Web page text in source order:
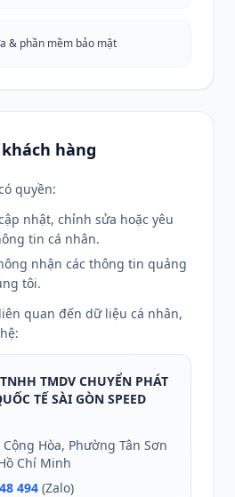
& phần mềm bảo mật
hàng
quyền:
nhật, chỉnh sửa hoặc yêu
tin cá nhân.
nhận các thông tin quảng
tôi.
quan đến dữ liệu cá nhân,
TMDV CHUYỂN PHÁT
TẾ SÀI GÒN SPEED
Cộng Hòa, Phường Tân Sơn
Chí Minh
494 (Zalo)